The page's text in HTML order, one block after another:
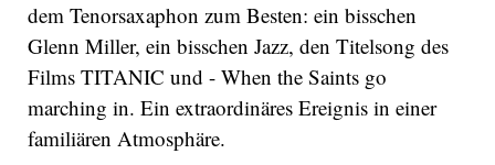
dem Tenorsaxaphon zum Besten: ein bisschen
Glenn Miller, ein bisschen Jazz, den Titelsong des
Films TITANIC und - When the Saints go
marching in. Ein extraordinäres Ereignis in einer
familiären Atmosphäre.